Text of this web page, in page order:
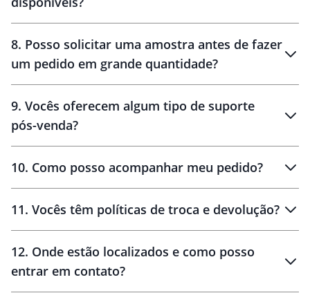
brinde
48 horas
8. Posso solicitar uma amostra antes de fazer
um pedido em grande quantidade?
amostras
9. Vocês oferecem algum tipo de suporte
pós-venda?
10. Como posso acompanhar meu pedido?
11. Vocês têm políticas de troca e devolução?
30 dias
12. Onde estão localizados e como posso
entrar em contato?